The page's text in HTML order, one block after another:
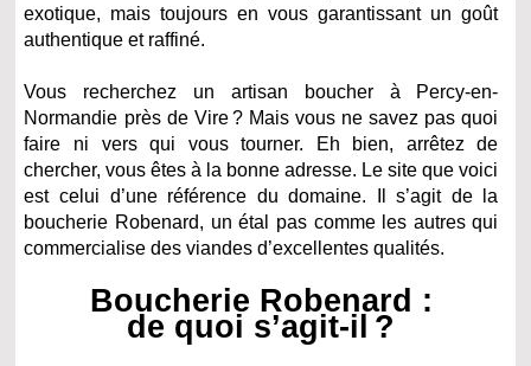
exotique, mais toujours en vous garantissant un goût
authentique et raffiné.
Vous recherchez un artisan boucher à Percy-en-
Normandie près de Vire ? Mais vous ne savez pas quoi
faire ni vers qui vous tourner. Eh bien, arrêtez de
chercher, vous êtes à la bonne adresse. Le site que voici
est celui d’une référence du domaine. Il s’agit de la
boucherie Robenard, un étal pas comme les autres qui
commercialise des viandes d’excellentes qualités.
Boucherie Robenard :
de quoi s’agit-il ?